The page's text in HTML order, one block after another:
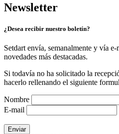
Newsletter
¿Desea recibir nuestro boletín?
Setdart envía, semanalmente y vía
novedades más destacadas.
Si todavía no ha solicitado la
hacerlo rellenando el siguiente
Nombre
E-mail